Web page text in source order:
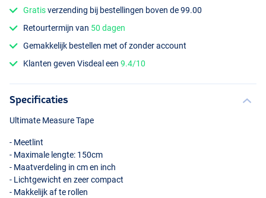
Gratisverzending bij bestellingen boven de 99.00
Retourtermijn van 50 dagen
Gemakkelijk bestellen met of zonder account
Klanten geven Visdeal een9.4/10
Specificaties
Ultimate Measure Tape
- Meetlint
- Maximale lengte: 150cm
- Maatverdeling in cm en inch
- Lichtgewicht en zeer compact
- Makkelijk af te rollen